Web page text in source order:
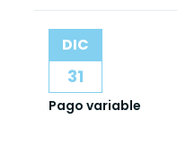
DIC
31
Pago variable